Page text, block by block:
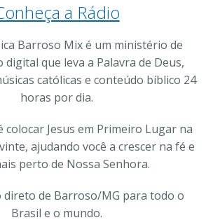
a Rádio
Barroso Mix é um ministério de
digital que leva a Palavra de Deus,
católicas e conteúdo bíblico 24
horas por dia.
colocar Jesus em Primeiro Lugar na
ajudando você a crescer na fé e
perto de Nossa Senhora.
de Barroso/MG para todo o
Brasil e o mundo.